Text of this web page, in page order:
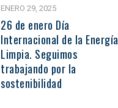
ENERO 29, 2025
26 de enero Día
Internacional de la Energía
Limpia. Seguimos
trabajando por la
sostenibilidad